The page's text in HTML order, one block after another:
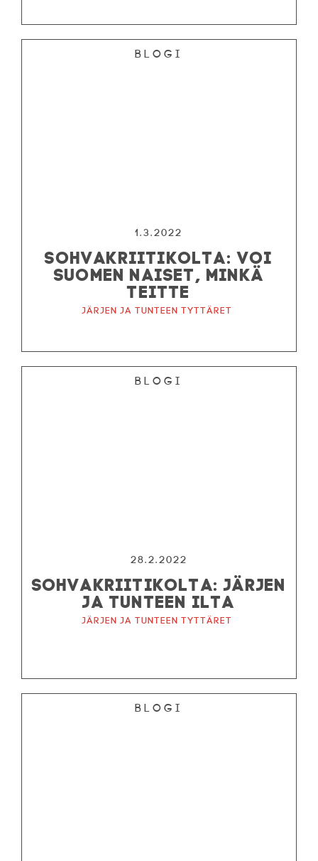
Blogi
1.3.2022
SOHVAKRIITIKOLTA: VOI
SUOMEN NAISET, MINKÄ
TEITTE
Järjen ja tunteen tyttäret
Blogi
28.2.2022
SOHVAKRIITIKOLTA: JÄRJEN
JA TUNTEEN ILTA
Järjen ja tunteen tyttäret
Blogi